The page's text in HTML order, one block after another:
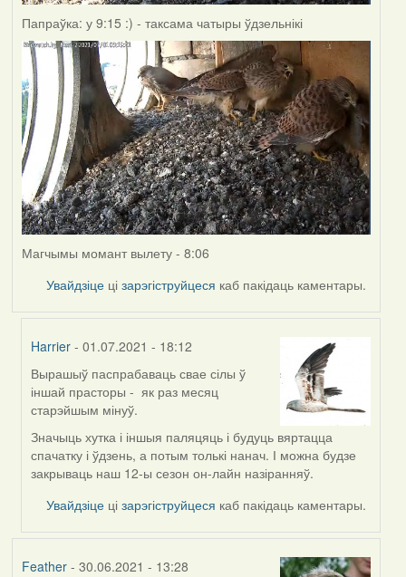
Папраўка: у 9:15 :) - таксама чатыры ўдзельнікі
Магчымы момант вылету - 8:06
Увайдзіце цізарэгіструйцеся каб пакідаць каментары.
Harrier - 01.07.2021 - 18:12
In
reply
to
by
Lighty
Вырашыў паспрабаваць свае сілы ў
іншай прасторы - як раз месяц
старэйшым мінуў.
Значыць хутка і іншыя паляцяць і будуць вяртацца
спачатку і ўдзень, а потым толькі нанач. І можна будзе
закрываць наш 12-ы сезон он-лайн назіранняў.
Увайдзіце цізарэгіструйцеся каб пакідаць каментары.
Feather- 30.06.2021 - 13:28